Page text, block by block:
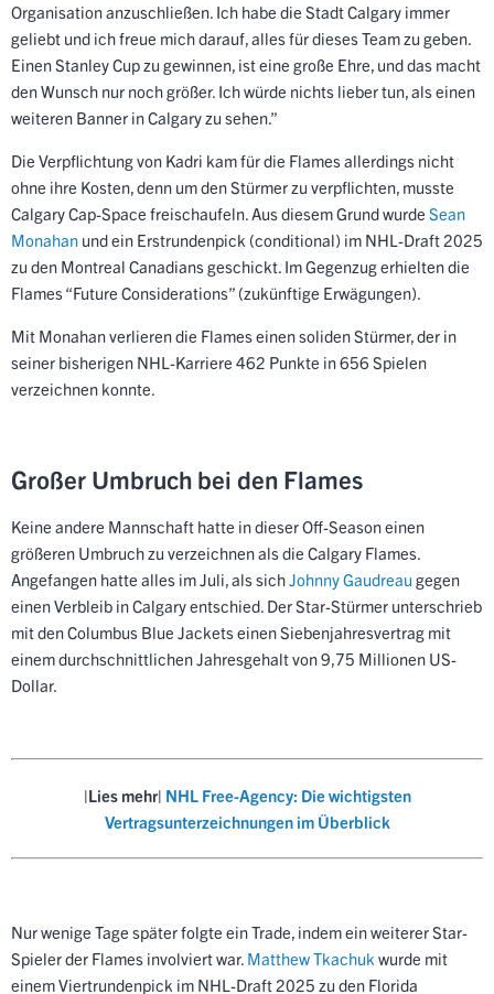
Organisation anzuschließen. Ich habe die Stadt Calgary immer
geliebt und ich freue mich darauf, alles für dieses Team zu geben.
Einen Stanley Cup zu gewinnen, ist eine große Ehre, und das macht
den Wunsch nur noch größer. Ich würde nichts lieber tun, als einen
weiteren Banner in Calgary zu sehen.”
Die Verpflichtung von Kadri kam für die Flames allerdings nicht
ohne ihre Kosten, denn um den Stürmer zu verpflichten, musste
Calgary Cap-Space freischaufeln. Aus diesem Grund wurde Sean
Monahan und ein Erstrundenpick (conditional) im NHL-Draft 2025
zu den Montreal Canadians geschickt. Im Gegenzug erhielten die
Flames “Future Considerations” (zukünftige Erwägungen).
Mit Monahan verlieren die Flames einen soliden Stürmer, der in
seiner bisherigen NHL-Karriere 462 Punkte in 656 Spielen
verzeichnen konnte.
Großer Umbruch bei den Flames
Keine andere Mannschaft hatte in dieser Off-Season einen
größeren Umbruch zu verzeichnen als die Calgary Flames.
Angefangen hatte alles im Juli, als sichJohnny Gaudreau gegen
einen Verbleib in Calgary entschied. Der Star-Stürmer unterschrieb
mit den Columbus Blue Jackets einen Siebenjahresvertrag mit
einem durchschnittlichen Jahresgehalt von 9,75 Millionen US-
Dollar.
|Lies mehr| NHL Free-Agency: Die wichtigsten
Vertragsunterzeichnungen im Überblick
Nur wenige Tage später folgte ein Trade, indem ein weiterer Star-
Spieler der Flames involviert war. Matthew Tkachuk wurde mit
einem Viertrundenpick im NHL-Draft 2025 zu den Florida